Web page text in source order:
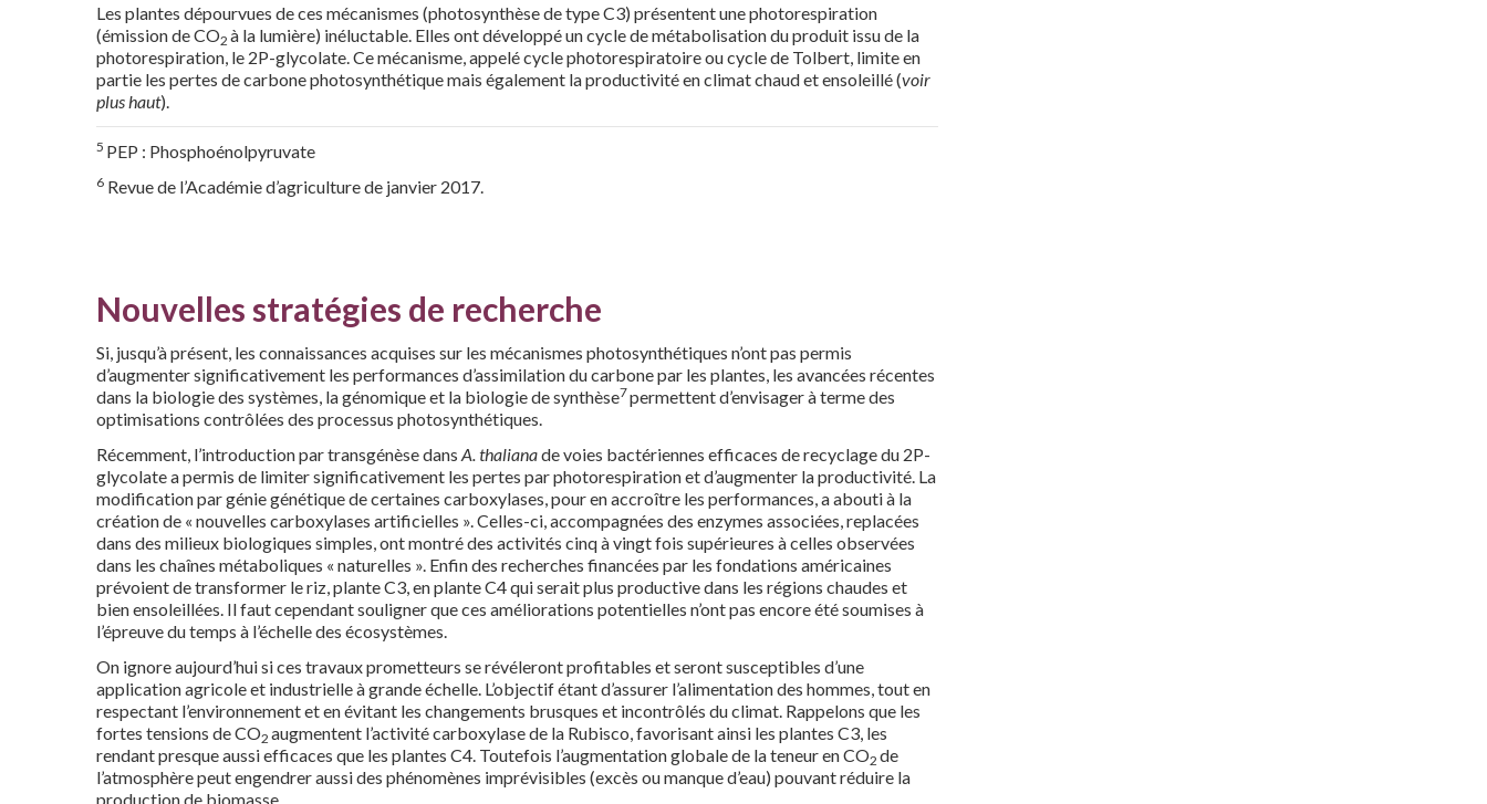
Les plantes dépourvues de ces mécanismes (photosynthèse de type C3) présentent une photorespiration
(émission de CO2 à la lumière) inéluctable. Elles ont développé un cycle de métabolisation du produit issu de la
photorespiration, le 2P-glycolate. Ce mécanisme, appelé cycle photorespiratoire ou cycle de Tolbert, limite en
partie les pertes de carbone photosynthétique mais également la productivité en climat chaud et ensoleillé (voir
plus haut).
5 PEP : Phosphoénolpyruvate
6 Revue de l’Académie d’agriculture de janvier 2017.
Nouvelles stratégies de recherche
Si, jusqu’à présent, les connaissances acquises sur les mécanismes photosynthétiques n’ont pas permis
d’augmenter significativement les performances d’assimilation du carbone par les plantes, les avancées récentes
dans la biologie des systèmes, la génomique et la biologie de synthèse7permettent d’envisager à terme des
optimisations contrôlées des processus photosynthétiques.
Récemment, l’introduction par transgénèse dans A. thalianade voies bactériennes efficaces de recyclage du 2P-
glycolate a permis de limiter significativement les pertes par photorespiration et d’augmenter la productivité. La
modification par génie génétique de certaines carboxylases, pour en accroître les performances, a abouti à la
création de « nouvelles carboxylases artificielles ». Celles-ci, accompagnées des enzymes associées, replacées
dans des milieux biologiques simples, ont montré des activités cinq à vingt fois supérieures à celles observées
dans les chaînes métaboliques « naturelles ». Enfin des recherches financées par les fondations américaines
prévoient de transformer le riz, plante C3, en plante C4 qui serait plus productive dans les régions chaudes et
bien ensoleillées. Il faut cependant souligner que ces améliorations potentielles n’ont pas encore été soumises à
l’épreuve du temps à l’échelle des écosystèmes.
On ignore aujourd’hui si ces travaux prometteurs se révéleront profitables et seront susceptibles d’une
application agricole et industrielle à grande échelle. L’objectif étant d’assurer l’alimentation des hommes, tout en
respectant l’environnement et en évitant les changements brusques et incontrôlés du climat. Rappelons que les
fortes tensions de CO2 augmentent l’activité carboxylase de la Rubisco, favorisant ainsi les plantes C3, les
rendant presque aussi efficaces que les plantes C4. Toutefois l’augmentation globale de la teneur en CO2 de
l’atmosphère peut engendrer aussi des phénomènes imprévisibles (excès ou manque d’eau) pouvant réduire la
production de biomasse.